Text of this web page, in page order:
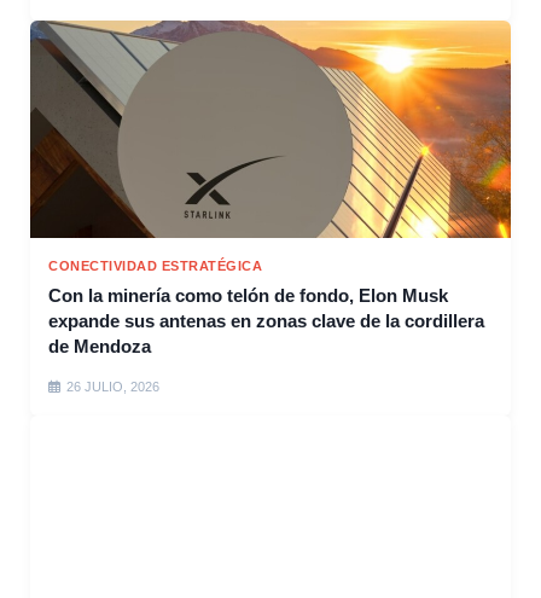
CONECTIVIDAD ESTRATÉGICA
Con la minería como telón de fondo, Elon Musk
expande sus antenas en zonas clave de la cordillera
de Mendoza
26 JULIO, 2026